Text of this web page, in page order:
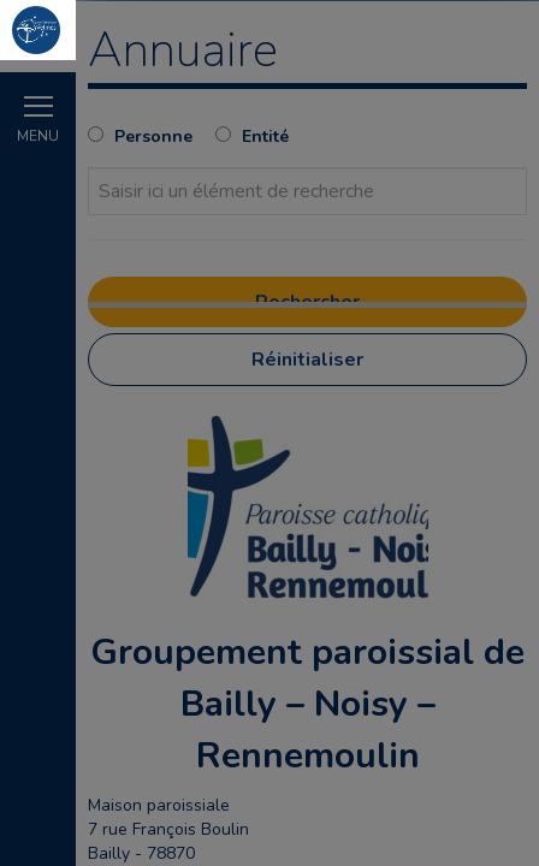
MENU
Annuaire
Personne Entité
Réinitialiser
Groupement paroissial de
Bailly – Noisy –
Rennemoulin
Maison paroissiale
7 rue François Boulin
Bailly - 78870